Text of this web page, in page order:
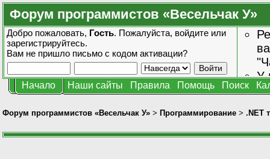
Форум программистов «Весельчак У»
Добро пожаловать, Гость. Пожалуйста, войдите или
зарегистрируйтесь.
Вам не пришло письмо с кодом активации?
У
Начало Наши сайты Правила Помощь Поиск
Форум программистов «Весельчак У» > Программирование > .NET